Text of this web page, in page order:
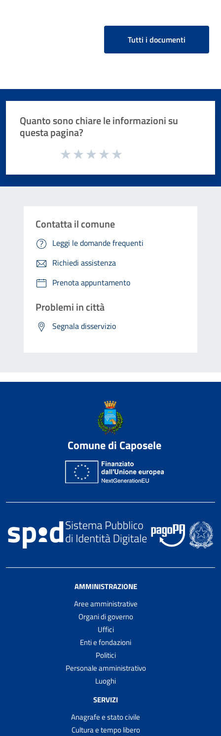
Tutti i documenti
Quanto sono chiare le informazioni su
questa pagina?
Valuta da 1 a 5 stelle la pagina
Contatta il comune
Leggi le domande frequenti
Richiedi assistenza
Prenota appuntamento
Problemi in città
Segnala disservizio
Comune di Caposele
AMMINISTRAZIONE
Aree amministrative
Organi di governo
Uffici
Enti e fondazioni
Politici
Personale amministrativo
Luoghi
SERVIZI
Anagrafe e stato civile
Cultura e tempo libero